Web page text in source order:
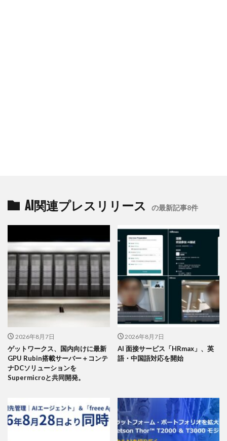
AI関連プレスリリース の最新記事8件
2026年8月7日
ゲットワークス、国内向けに最新
GPU Rubin搭載サーバー＋コンテ
ナDCソリューションを
Supermicroと共同開発。
2026年8月7日
AI 面接サービス「HRmax」、英
語・中国語対応を開始